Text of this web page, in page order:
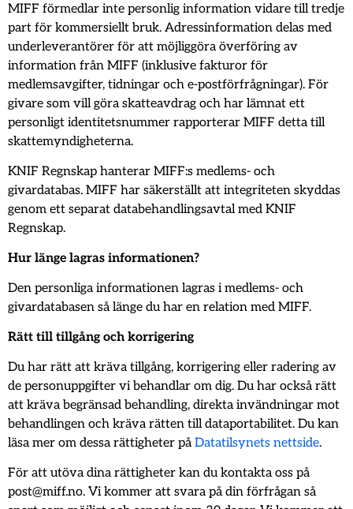
MIFF förmedlar inte personlig information vidare till tredje
part för kommersiellt bruk. Adressinformation delas med
underleverantörer för att möjliggöra överföring av
information från MIFF (inklusive fakturor för
medlemsavgifter, tidningar och e-postförfrågningar). För
givare som vill göra skatteavdrag och har lämnat ett
personligt identitetsnummer rapporterar MIFF detta till
skattemyndigheterna.
KNIF Regnskap hanterar MIFF:s medlems- och
givardatabas. MIFF har säkerställt att integriteten skyddas
genom ett separat databehandlingsavtal med KNIF
Regnskap.
Hur länge lagras informationen?
Den personliga informationen lagras i medlems- och
givardatabasen så länge du har en relation med MIFF.
Rätt till tillgång och korrigering
Du har rätt att kräva tillgång, korrigering eller radering av
de personuppgifter vi behandlar om dig. Du har också rätt
att kräva begränsad behandling, direkta invändningar mot
behandlingen och kräva rätten till dataportabilitet. Du kan
läsa mer om dessa rättigheter på Datatilsynets nettside.
För att utöva dina rättigheter kan du kontakta oss på
post@miff.no. Vi kommer att svara på din förfrågan så